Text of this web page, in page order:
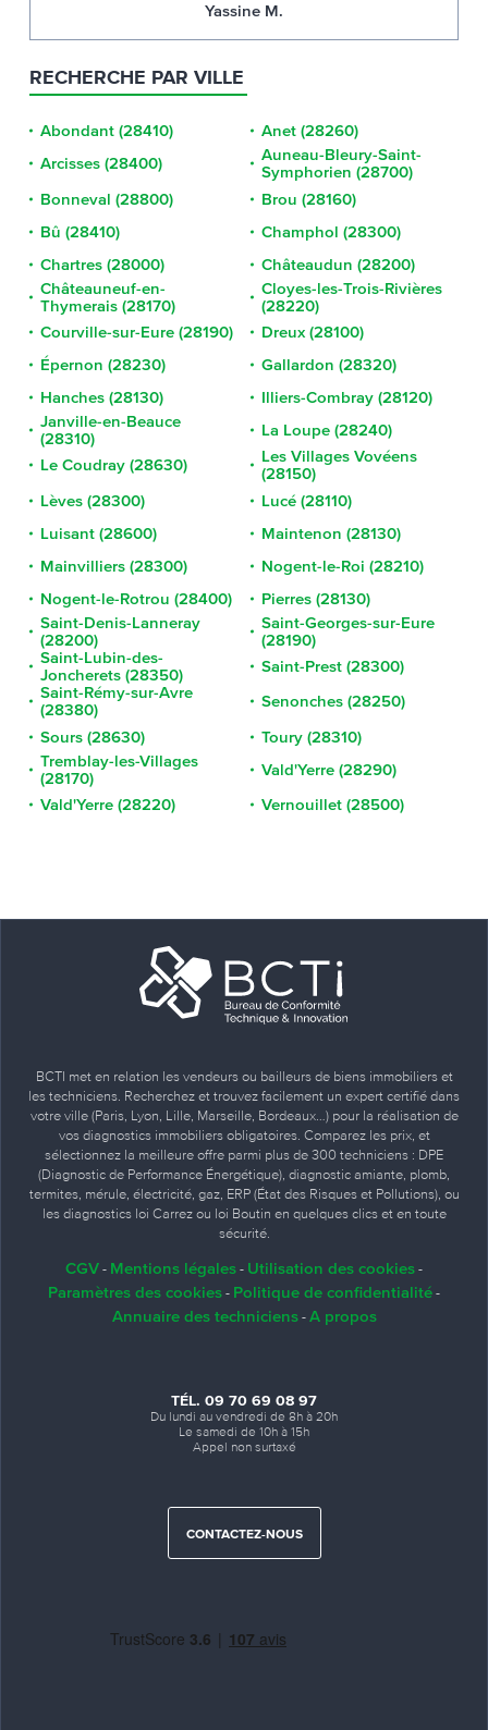
Yassine M.
RECHERCHE PAR VILLE
Abondant (28410)
Anet (28260)
Arcisses (28400)
Auneau-Bleury-Saint-
Symphorien (28700)
Bonneval (28800)
Brou (28160)
Bû (28410)
Champhol (28300)
Chartres (28000)
Châteaudun (28200)
Châteauneuf-en-
Thymerais (28170)
Cloyes-les-Trois-Rivières
(28220)
Courville-sur-Eure (28190)
Dreux (28100)
Épernon (28230)
Gallardon (28320)
Hanches (28130)
Illiers-Combray (28120)
Janville-en-Beauce
(28310)
La Loupe (28240)
Le Coudray (28630)
Les Villages Vovéens
(28150)
Lèves (28300)
Lucé (28110)
Luisant (28600)
Maintenon (28130)
Mainvilliers (28300)
Nogent-le-Roi (28210)
Nogent-le-Rotrou (28400)
Pierres (28130)
Saint-Denis-Lanneray
(28200)
Saint-Georges-sur-Eure
(28190)
Saint-Lubin-des-
Joncherets (28350)
Saint-Prest (28300)
Saint-Rémy-sur-Avre
(28380)
Senonches (28250)
Sours (28630)
Toury (28310)
Tremblay-les-Villages
(28170)
Vald'Yerre (28290)
Vald'Yerre (28220)
Vernouillet (28500)
BCTI met en relation les vendeurs ou bailleurs de biens immobiliers et
les techniciens. Recherchez et trouvez facilement un expert certifié dans
votre ville (Paris, Lyon, Lille, Marseille, Bordeaux…) pour la réalisation de
vos diagnostics immobiliers obligatoires. Comparez les prix, et
sélectionnez la meilleure offre parmi plus de 300 techniciens : DPE
(Diagnostic de Performance Énergétique), diagnostic amiante, plomb,
termites, mérule, électricité, gaz, ERP (État des Risques et Pollutions), ou
les diagnostics loi Carrez ou loi Boutin en quelques clics et en toute
sécurité.
CGV - Mentions légales - Utilisation des cookies -
Paramètres des cookies - Politique de confidentialité -
Annuaire des techniciens- A propos
TÉL. 09 70 69 08 97
Du lundi au vendredi de 8h à 20h
Le samedi de 10h à 15h
Appel non surtaxé
CONTACTEZ-NOUS